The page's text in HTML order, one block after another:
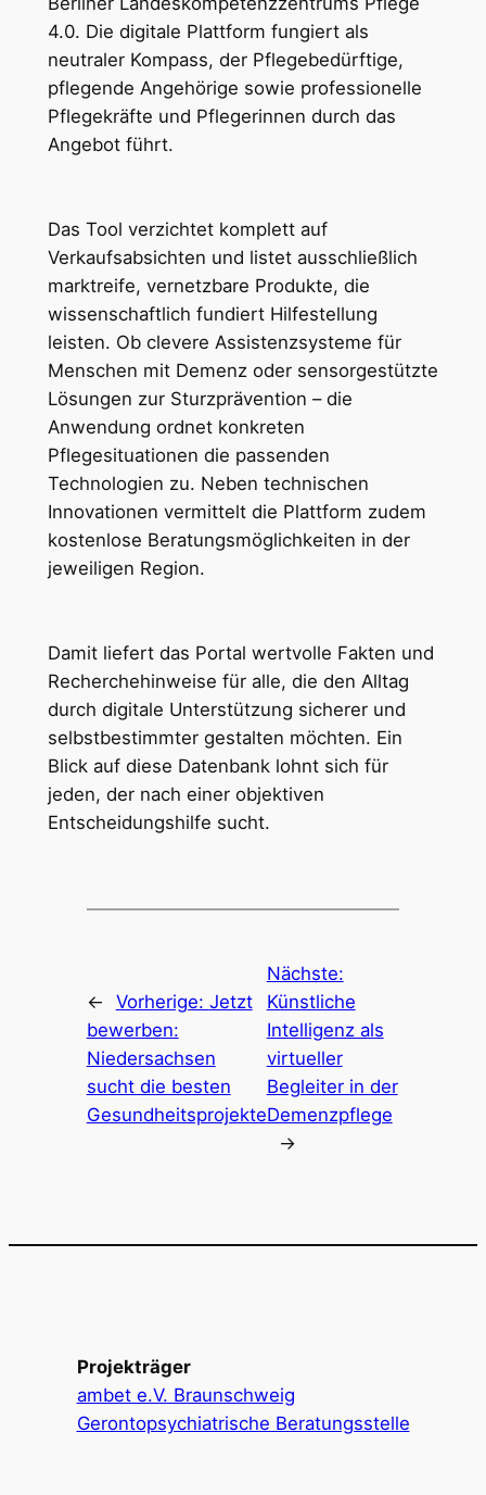
4.0. Die digitale Plattform fungiert als
neutraler Kompass, der Pflegebedürftige,
pflegende Angehörige sowie professionelle
Pflegekräfte und Pflegerinnen durch das
Angebot führt.
Das Tool verzichtet komplett auf
Verkaufsabsichten und listet ausschließlich
marktreife, vernetzbare Produkte, die
wissenschaftlich fundiert Hilfestellung
leisten. Ob clevere Assistenzsysteme für
Menschen mit Demenz oder sensorgestützte
Lösungen zur Sturzprävention – die
Anwendung ordnet konkreten
Pflegesituationen die passenden
Technologien zu. Neben technischen
Innovationen vermittelt die Plattform zudem
kostenlose Beratungsmöglichkeiten in der
jeweiligen Region.
Damit liefert das Portal wertvolle Fakten und
Recherchehinweise für alle, die den Alltag
durch digitale Unterstützung sicherer und
selbstbestimmter gestalten möchten. Ein
Blick auf diese Datenbank lohnt sich für
jeden, der nach einer objektiven
Entscheidungshilfe sucht.
← Vorherige: Jetzt
bewerben:
Niedersachsen
sucht die besten
Gesundheitsprojekte
Nächste:
Künstliche
Intelligenz als
virtueller
Begleiter in der
Demenzpflege
→
Projekträger
ambet e.V. Braunschweig
Gerontopsychiatrische Beratungsstelle